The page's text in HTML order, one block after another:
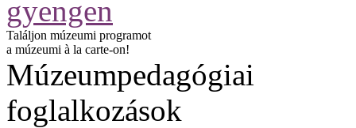
Találjon múzeumi programot
a múzeumi à la carte-on!
Múzeumpedagógiai
foglalkozások